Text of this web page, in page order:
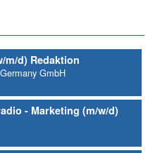
m/d) Redaktion
GmbH
- Marketing (m/w/d)